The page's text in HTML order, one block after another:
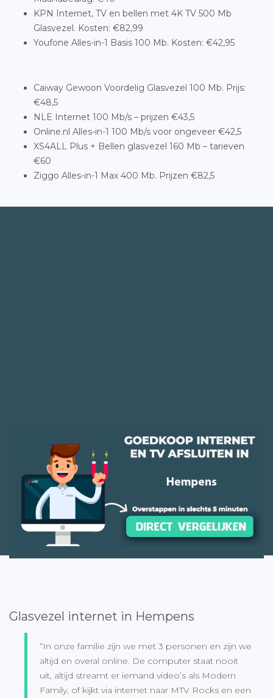
KPN Internet, TV en bellen met 4K TV 500 Mb
Glasvezel. Kosten: €82,99
Youfone Alles-in-1 Basis 100 Mb. Kosten: €42,95
Caiway Gewoon Voordelig Glasvezel 100 Mb. Prijs:
€48,5
NLE Internet 100 Mb/s – prijzen €43,5
Online.nl Alles-in-1 100 Mb/s voor ongeveer €42,5
XS4ALL Plus + Bellen glasvezel 160 Mb – tarieven
€60
Ziggo Alles-in-1 Max 400 Mb. Prijzen €82,5
Glasvezel internet in Hempens
“In onze familie zijn we met 3 personen en zijn we
altijd en overal online. De computer staat nooit
uit, altijd streamt er iemand video’s als Modern
Family, of kijkt via internet naar MTV Rocks en een